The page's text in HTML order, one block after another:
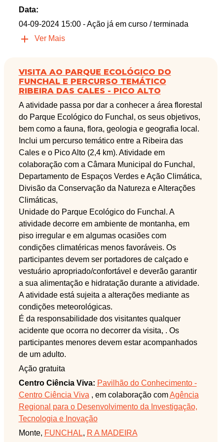
Data:
04-09-2024 15:00 - Ação já em curso / terminada
Ver Mais
VISITA AO PARQUE ECOLÓGICO DO
FUNCHAL E PERCURSO TEMÁTICO
RIBEIRA DAS CALES - PICO ALTO
A atividade passa por dar a conhecer a área florestal
do Parque Ecológico do Funchal, os seus objetivos,
bem como a fauna, flora, geologia e geografia local.
Inclui um percurso temático entre a Ribeira das
Cales e o Pico Alto (2,4 km). Atividade em
colaboração com a Câmara Municipal do Funchal,
Departamento de Espaços Verdes e Ação Climática,
Divisão da Conservação da Natureza e Alterações
Climáticas,
Unidade do Parque Ecológico do Funchal. A
atividade decorre em ambiente de montanha, em
piso irregular e em algumas ocasiões com
condições climatéricas menos favoráveis. Os
participantes devem ser portadores de calçado e
vestuário apropriado/confortável e deverão garantir
a sua alimentação e hidratação durante a atividade.
A atividade está sujeita a alterações mediante as
condições meteorológicas.
É da responsabilidade dos visitantes qualquer
acidente que ocorra no decorrer da visita, . Os
participantes menores devem estar acompanhados
de um adulto.
Ação gratuita
Centro Ciência Viva: Pavilhão do Conhecimento -
Centro Ciência Viva , em colaboração comAgência
Regional para o Desenvolvimento da Investigação,
Tecnologia e Inovação
Monte, FUNCHAL, R A MADEIRA